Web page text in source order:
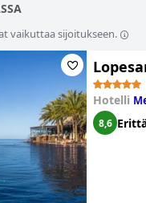
vaikuttaa sijoitukseen.
Hotelli
8,6